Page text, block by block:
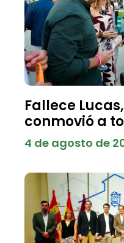
Fallece
conmovió a
4 de agosto de